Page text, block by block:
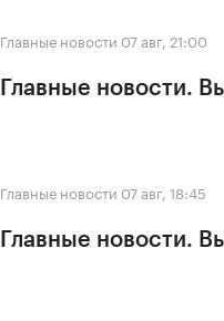
Главные новости 07 авг, 21:00
Главные новости.
Главные новости 07 авг, 18:45
Главные новости.